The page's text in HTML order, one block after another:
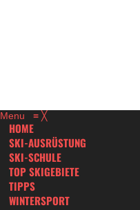
Menu ≡ ╳
HOME
SKI-AUSRÜSTUNG
SKI-SCHULE
TOP SKIGEBIETE
TIPPS
WINTERSPORT